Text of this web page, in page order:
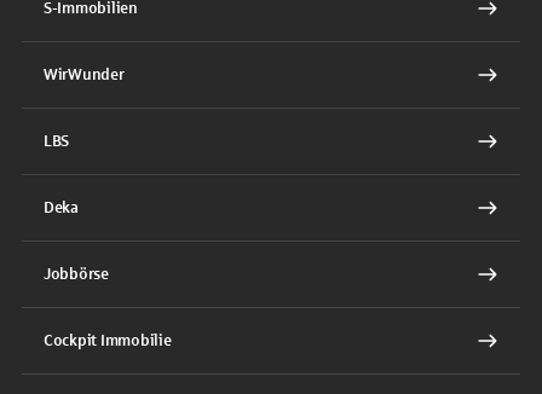
S-Immobilien
WirWunder
LBS
Deka
Jobbörse
Cockpit Immobilie